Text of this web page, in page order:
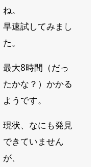
ね。
早速試してみまし
た。
最大8時間（だっ
たかな？）かかる
ようです。
現状、なにも発見
できていません
が、